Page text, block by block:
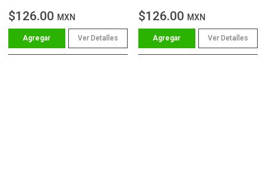
$126.00 MXN
Ver Detalles
$126.00 MXN
Ver Detalles